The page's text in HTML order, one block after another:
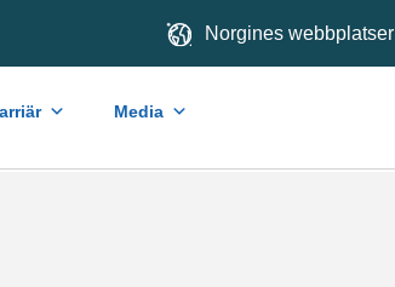
Norgines webbplatser
Media